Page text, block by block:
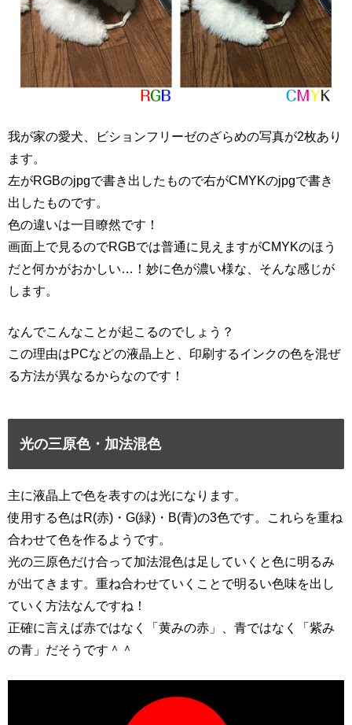
我が家の愛犬、ビションフリーゼのざらめの写真が2枚あり
ます。
左がRGBのjpgで書き出したもので右がCMYKのjpgで書き
出したものです。
色の違いは一目瞭然です！
画面上で見るのでRGBでは普通に見えますがCMYKのほう
だと何かがおかしい…！妙に色が濃い様な、そんな感じが
します。
なんでこんなことが起こるのでしょう？
この理由はPCなどの液晶上と、印刷するインクの色を混ぜ
る方法が異なるからなのです！
光の三原色・加法混色
主に液晶上で色を表すのは光になります。
使用する色はR(赤)・G(緑)・B(青)の3色です。これらを重ね
合わせて色を作るようです。
光の三原色だけ合って加法混色は足していくと色に明るみ
が出てきます。重ね合わせていくことで明るい色味を出し
ていく方法なんですね！
正確に言えば赤ではなく「黄みの赤」、青ではなく「紫み
の青」だそうです＾＾